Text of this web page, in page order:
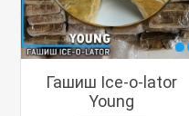
Гашиш Ice-o-lator
Young